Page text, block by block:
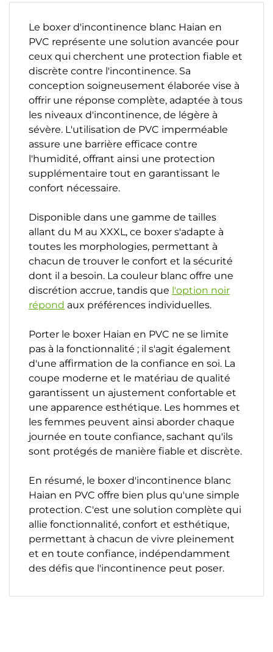
Le boxer d'incontinence blanc Haian en
PVC représente une solution avancée pour
ceux qui cherchent une protection fiable et
discrète contre l'incontinence. Sa
conception soigneusement élaborée vise à
offrir une réponse complète, adaptée à tous
les niveaux d'incontinence, de légère à
sévère. L'utilisation de PVC imperméable
assure une barrière efficace contre
l'humidité, offrant ainsi une protection
supplémentaire tout en garantissant le
confort nécessaire.
Disponible dans une gamme de tailles
allant du M au XXXL, ce boxer s'adapte à
toutes les morphologies, permettant à
chacun de trouver le confort et la sécurité
dont il a besoin. La couleur blanc offre une
discrétion accrue, tandis que l'option noir
répond aux préférences individuelles.
Porter le boxer Haian en PVC ne se limite
pas à la fonctionnalité ; il s'agit également
d'une affirmation de la confiance en soi. La
coupe moderne et le matériau de qualité
garantissent un ajustement confortable et
une apparence esthétique. Les hommes et
les femmes peuvent ainsi aborder chaque
journée en toute confiance, sachant qu'ils
sont protégés de manière fiable et discrète.
En résumé, le boxer d'incontinence blanc
Haian en PVC offre bien plus qu'une simple
protection. C'est une solution complète qui
allie fonctionnalité, confort et esthétique,
permettant à chacun de vivre pleinement
et en toute confiance, indépendamment
des défis que l'incontinence peut poser.